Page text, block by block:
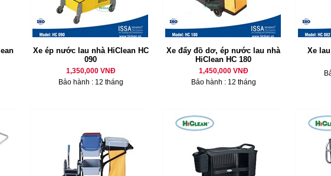
Xe ép nước lau nhà HiClean HC
090
1,350,000 VNĐ
Bảo hành : 12 tháng
Xe đẩy đồ dơ, ép nước lau nhà
HiClean HC 180
1,450,000 VNĐ
Bảo hành : 12 tháng
Xe